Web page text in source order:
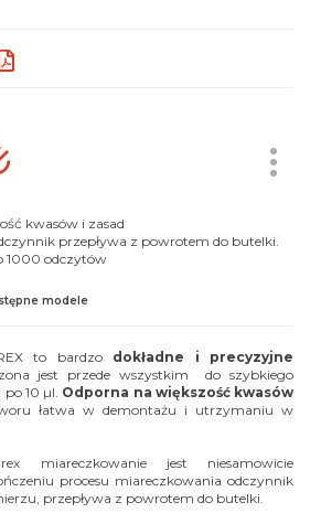
kwasów i zasad
przepływa z powrotem do butelki.
1000 odczytów
modele
to bardzo dokładne i precyzyjne
jest przede wszystkim do szybkiego
10 µl. Odporna na większość kwasów
łatwa w demontażu i utrzymaniu w
miareczkowanie jest niesamowicie
procesu miareczkowania odczynnik
przepływa z powrotem do butelki.